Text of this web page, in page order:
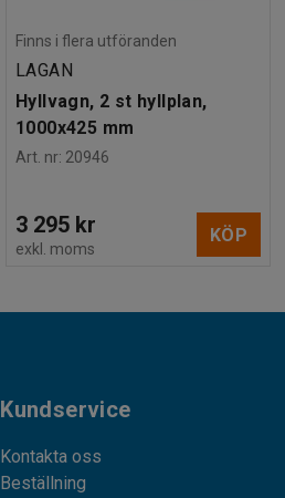
Finns i flera utföranden
LAGAN
Hyllvagn, 2 st hyllplan,
1000x425 mm
Art. nr: 20946
3 295 kr
exkl. moms
KÖP
Kundservice
Kontakta oss
Beställning